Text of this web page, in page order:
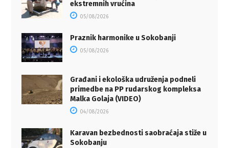
ekstremnih vrućina
05/08/2026
Praznik harmonike u Sokobanji
05/08/2026
Građani i ekološka udruženja podneli
primedbe na PP rudarskog kompleksa
Malka Golaja (VIDEO)
04/08/2026
Karavan bezbednosti saobraćaja stiže u
Sokobanju